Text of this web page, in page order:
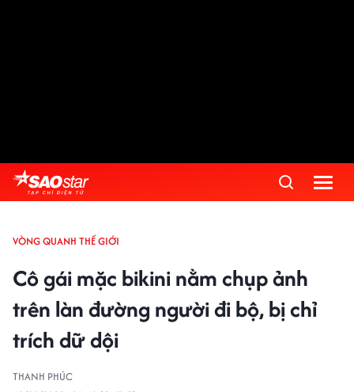
VÒNG QUANH THẾ GIỚI
Cô gái mặc bikini nằm chụp ảnh
trên làn đường người đi bộ, bị chỉ
trích dữ dội
THANH PHÚC